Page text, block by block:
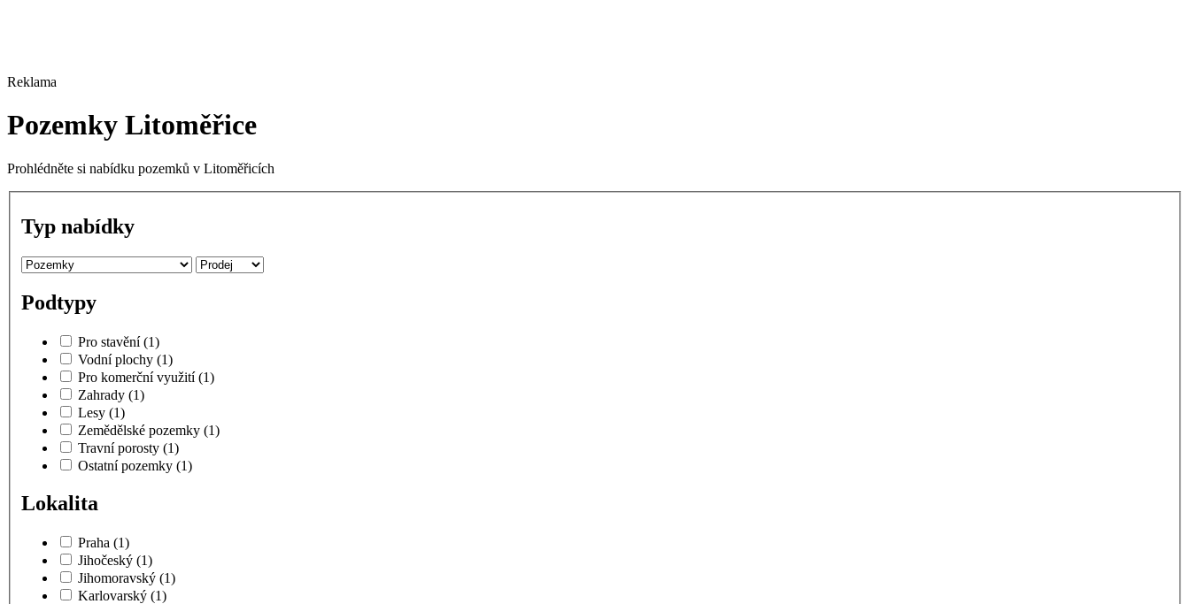
Reklama
Pozemky Litoměřice
Prohlédněte si nabídku pozemků v Litoměřicích
Typ nabídky
Podtypy
Pro stavění(1)
Vodní plochy (1)
Pro komerční využití(1)
Zahrady (1)
Lesy (1)
Zemědělské pozemky (1)
Travní porosty (1)
Ostatní pozemky (1)
Lokalita
Praha (1)
Jihočeský (1)
Jihomoravský (1)
Karlovarský (1)